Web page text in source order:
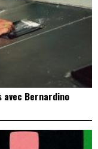
avec Bernardino